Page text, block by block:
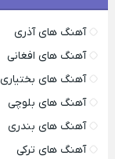
آهنگ های آذری
آهنگ های افغانی
آهنگ های بختیاری
آهنگ های بلوچی
آهنگ های بندری
آهنگ های ترکی